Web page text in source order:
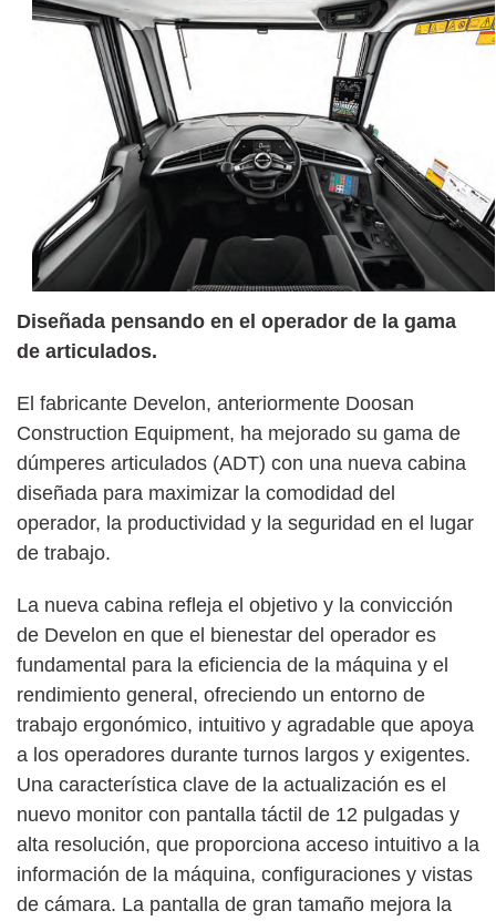
Diseñada pensando en el operador de la gama
de articulados.
El fabricante Develon, anteriormente Doosan
Construction Equipment, ha mejorado su gama de
dúmperes articulados (ADT) con una nueva cabina
diseñada para maximizar la comodidad del
operador, la productividad y la seguridad en el lugar
de trabajo.
La nueva cabina refleja el objetivo y la convicción
de Develon en que el bienestar del operador es
fundamental para la eficiencia de la máquina y el
rendimiento general, ofreciendo un entorno de
trabajo ergonómico, intuitivo y agradable que apoya
a los operadores durante turnos largos y exigentes.
Una característica clave de la actualización es el
nuevo monitor con pantalla táctil de 12 pulgadas y
alta resolución, que proporciona acceso intuitivo a la
información de la máquina, configuraciones y vistas
de cámara. La pantalla de gran tamaño mejora la